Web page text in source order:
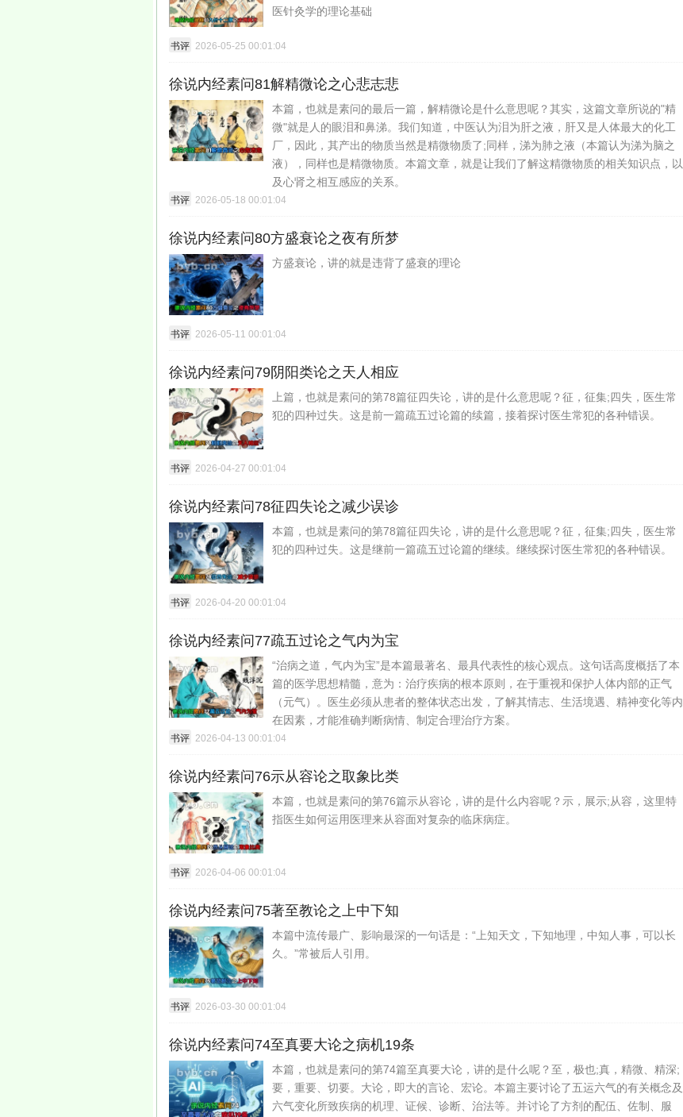
医针灸学的理论基础
书评 2026-05-25 00:01:04
徐说内经素问81解精微论之心悲志悲
本篇，也就是素问的最后一篇，解精微论是什么意思呢？其实，这篇文章所说的"精
微"就是人的眼泪和鼻涕。我们知道，中医认为泪为肝之液，肝又是人体最大的化工
厂，因此，其产出的物质当然是精微物质了;同样，涕为肺之液（本篇认为涕为脑之
液），同样也是精微物质。本篇文章，就是让我们了解这精微物质的相关知识点，以
及心肾之相互感应的关系。
书评 2026-05-18 00:01:04
徐说内经素问80方盛衰论之夜有所梦
方盛衰论，讲的就是违背了盛衰的理论
书评 2026-05-11 00:01:04
徐说内经素问79阴阳类论之天人相应
上篇，也就是素问的第78篇征四失论，讲的是什么意思呢？征，征集;四失，医生常
犯的四种过失。这是前一篇疏五过论篇的续篇，接着探讨医生常犯的各种错误。
书评 2026-04-27 00:01:04
徐说内经素问78征四失论之减少误诊
本篇，也就是素问的第78篇征四失论，讲的是什么意思呢？征，征集;四失，医生常
犯的四种过失。这是继前一篇疏五过论篇的继续。继续探讨医生常犯的各种错误。
书评 2026-04-20 00:01:04
徐说内经素问77疏五过论之气内为宝
“治病之道，气内为宝”‌是本篇最著名、最具代表性的核心观点。这句话高度概括了本
篇的医学思想精髓，意为：治疗疾病的根本原则，在于重视和保护人体内部的正气
（元气）。医生必须从患者的整体状态出发，了解其情志、生活境遇、精神变化等内
在因素，才能准确判断病情、制定合理治疗方案。
书评 2026-04-13 00:01:04
徐说内经素问76示从容论之取象比类
本篇，也就是素问的第76篇示从容论，讲的是什么内容呢？示，展示;从容，这里特
指医生如何运用医理来从容面对复杂的临床病症。
书评 2026-04-06 00:01:04
徐说内经素问75著至教论之上中下知
本篇中流传最广、影响最深的一句话是：‌“上知天文，下知地理，中知人事，可以长
久。”常被后人引用。
书评 2026-03-30 00:01:04
徐说内经素问74至真要大论之病机19条
本篇，也就是素问的第74篇至真要大论，讲的是什么呢？至，极也;真，精微、精深;
要，重要、切要。大论，即大的言论、宏论。本篇主要讨论了五运六气的有关概念及
六气变化所致疾病的机理、证候、诊断、治法等。并讨论了方剂的配伍、佐制、服